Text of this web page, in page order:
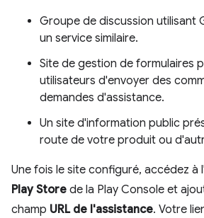
Groupe de discussion utilisant
un service similaire.
Site de gestion de formulaires
utilisateurs d'envoyer des
demandes d'assistance.
Un site d'information public
route de votre produit ou
Une fois le site configuré, accédez à
Play Store de la Play Console et
champ URL de l'assistance. Votre